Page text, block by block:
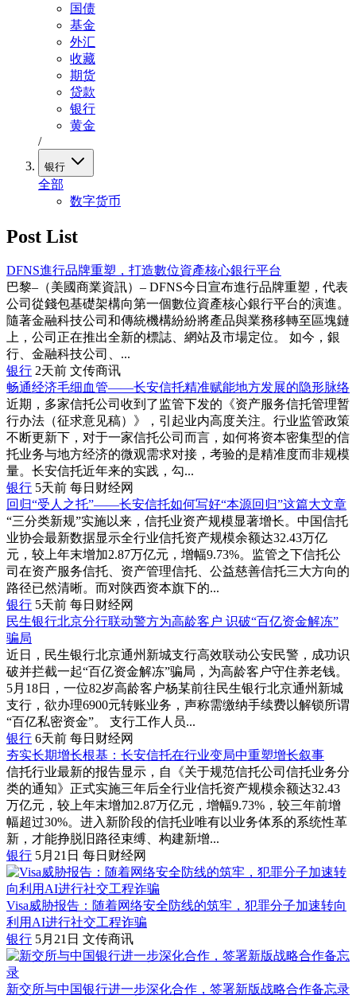
国债
基金
外汇
收藏
期货
贷款
银行
黄金
/
银行
全部
数字货币
Post List
DFNS進行品牌重塑，打造數位資產核心銀行平台
巴黎–（美國商業資訊）– DFNS今日宣布進行品牌重塑，代表
公司從錢包基礎架構向第一個數位資產核心銀行平台的演進。
隨著金融科技公司和傳統機構紛紛將產品與業務移轉至區塊鏈
上，公司正在推出全新的標誌、網站及市場定位。 如今，銀
行、金融科技公司、...
银行 2天前 文传商讯
畅通经济毛细血管——长安信托精准赋能地方发展的隐形脉络
近期，多家信托公司收到了监管下发的《资产服务信托管理暂
行办法（征求意见稿）》，引起业内高度关注。行业监管政策
不断更新下，对于一家信托公司而言，如何将资本密集型的信
托业务与地方经济的微观需求对接，考验的是精准度而非规模
量。长安信托近年来的实践，勾...
银行 5天前 每日财经网
回归“受人之托”——长安信托如何写好“本源回归”这篇大文章
“三分类新规”实施以来，信托业资产规模显著增长。中国信托
业协会最新数据显示全行业信托资产规模余额达32.43万亿
元，较上年末增加2.87万亿元，增幅9.73%。监管之下信托公
司在资产服务信托、资产管理信托、公益慈善信托三大方向的
路径已然清晰。而对陕西资本旗下的...
银行 5天前 每日财经网
民生银行北京分行联动警方为高龄客户 识破“百亿资金解冻”
骗局
近日，民生银行北京通州新城支行高效联动公安民警，成功识
破并拦截一起“百亿资金解冻”骗局，为高龄客户守住养老钱。
5月18日，一位82岁高龄客户杨某前往民生银行北京通州新城
支行，欲办理6900元转账业务，声称需缴纳手续费以解锁所谓
“百亿私密资金”。 支行工作人员...
银行 6天前 每日财经网
夯实长期增长根基：长安信托在行业变局中重塑增长叙事
信托行业最新的报告显示，自《关于规范信托公司信托业务分
类的通知》正式实施三年后全行业信托资产规模余额达32.43
万亿元，较上年末增加2.87万亿元，增幅9.73%，较三年前增
幅超过30%。进入新阶段的信托业唯有以业务体系的系统性革
新，才能挣脱旧路径束缚、构建新增...
银行 5月21日 每日财经网
Visa威胁报告：随着网络安全防线的筑牢，犯罪分子加速转向
利用AI进行社交工程诈骗
银行 5月21日 文传商讯
新交所与中国银行进一步深化合作，签署新版战略合作备忘录